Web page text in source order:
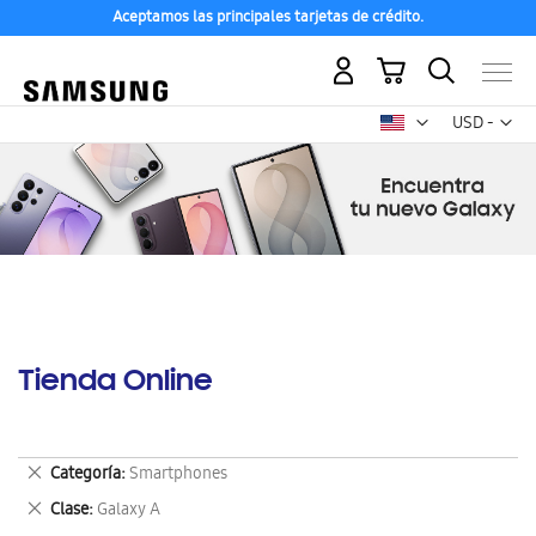
Aceptamos las principales tarjetas de crédito.
USD -
dólar
Mi carrito
Tienda Online
Categoría Smartphones
Eliminar
este
artículo
Clase Galaxy A
Eliminar